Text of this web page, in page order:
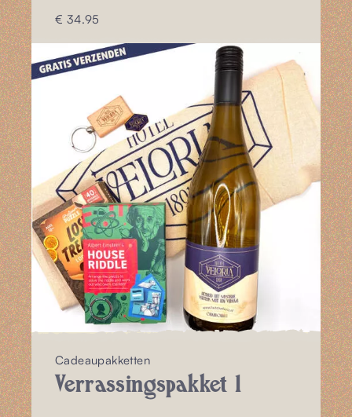
€ 34.95
Cadeaupakketten
Verrassingspakket 1